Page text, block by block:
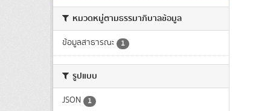
หมวดหมู่ตามธรรมาภิบาลข้อมูล
ข้อมูลสาธารณะ 1
รูปแบบ
JSON 1